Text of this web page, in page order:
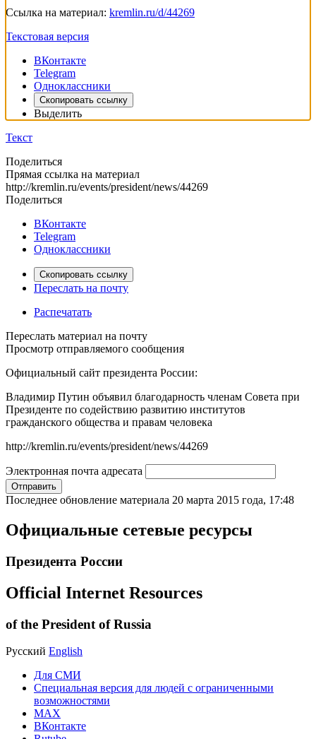
Ссылка на материал: kremlin.ru/d/44269
Текстовая версия
ВКонтакте
Telegram
Одноклассники
Скопировать ссылку
Выделить
Текст
Поделиться
Прямая ссылка на материал
http://kremlin.ru/events/president/news/44269
Поделиться
ВКонтакте
Telegram
Одноклассники
Скопировать ссылку
Переслать на почту
Распечатать
Переслать материал на почту
Просмотр отправляемого сообщения
Официальный сайт президента России:
Владимир Путин объявил благодарность членам Совета при
Президенте по содействию развитию институтов
гражданского общества и правам человека
http://kremlin.ru/events/president/news/44269
Электронная почта адресата
Отправить
Последнее обновление материала 20 марта 2015 года, 17:48
Официальные сетевые ресурсы
Президента России
Official Internet Resources
of the President of Russia
Русский English
Для СМИ
Специальная версия для людей с ограниченными
возможностями
MAX
ВКонтакте